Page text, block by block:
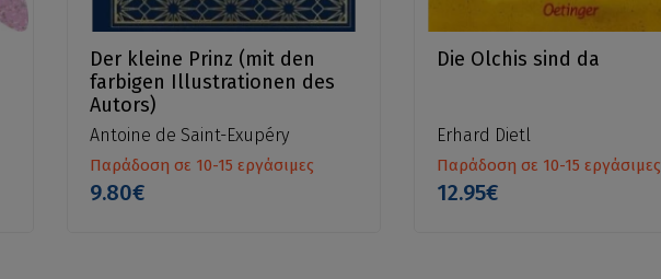
Der kleine Prinz (mit den
farbigen Illustrationen des
Autors)
Antoine de Saint-Exupéry
Παράδοση σε 10-15 εργάσιμες
9.80€
Die Olchis sind da
Erhard Dietl
Παράδοση σε 10-15 εργάσιμες
12.95€